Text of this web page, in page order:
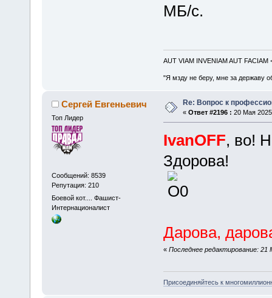
МБ/с.
AUT VIAM INVENIAM AUT FACIAM
"Я мзду не беру, мне за державу
Сергей Евгеньевич
Топ Лидер
Сообщений: 8539
Репутация: 210
Боевой кот.... Фашист-
Интернационалист
Re: Вопрос к
« Ответ #2196 : 20 Мая
IvanOFF, во!
Здорова!
Дарова,
« Последнее редактирование:
Присоединяйтесь к